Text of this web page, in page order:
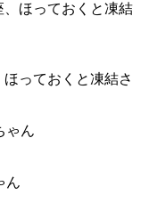
ほっておくと凍結さ
ん